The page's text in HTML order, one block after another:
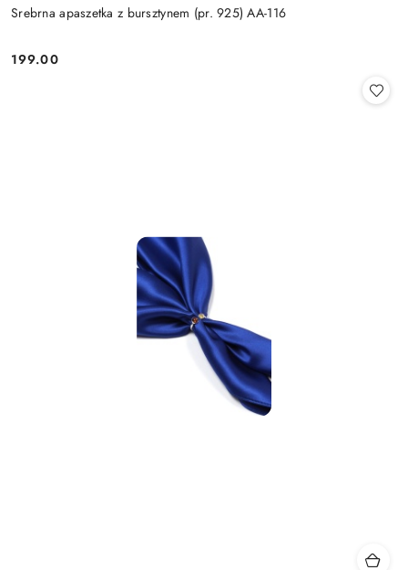
Srebrna apaszetka z bursztynem (pr. 925) AA-116
Cena:
199.00